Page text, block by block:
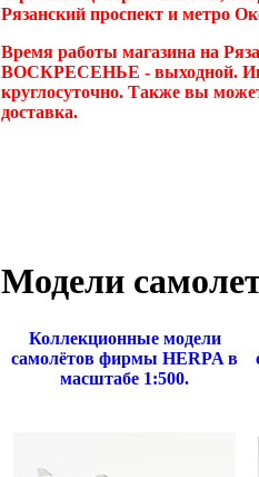
Рязанский проспект и метро
Время работы магазина на
ВОСКРЕСЕНЬЕ - выходной.
круглосуточно. Также вы
доставка.
Модели
Коллекционные модели
самолётов фирмы HERPA в
масштабе 1:500.